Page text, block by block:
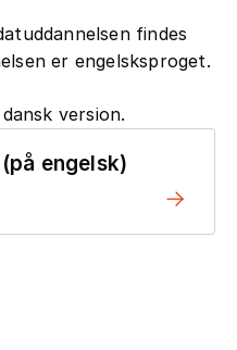
findes
er engelsksproget.
version.
engelsk)